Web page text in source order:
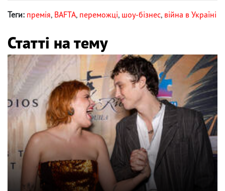
Теги: премія, BAFTA, переможці, шоу-бізнес, війна в Україні
Статті на тему